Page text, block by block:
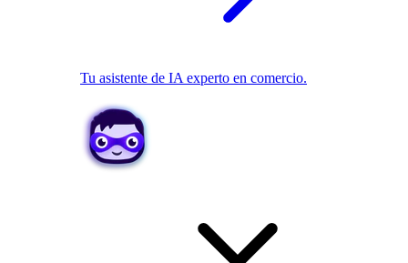
Tu asistente de IA experto en comercio.